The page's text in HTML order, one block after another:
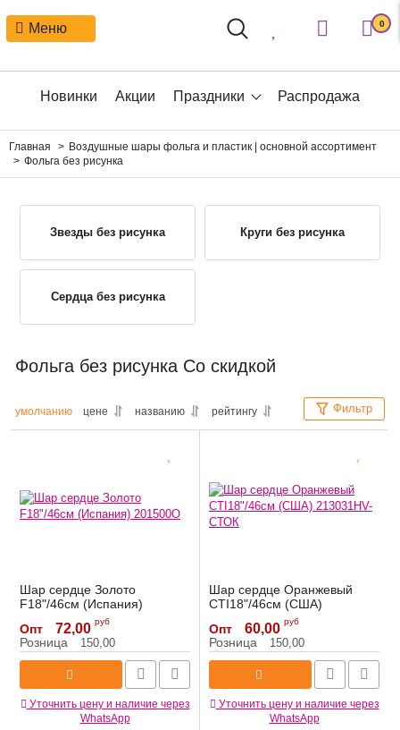
Меню 0
Новинки Акции Праздники Распродажа
Главная
Воздушные шары фольга и пластик | основной ассортимент
Фольга без рисунка
Звезды без рисунка Круги без рисунка
Сердца без рисунка
Фольга без рисунка Со скидкой
умолчанию цене названию рейтингу Фильтр
Шар сердце Золото
F18"/46см (Испания)
Артикул: 201500O
Опт 72,00 руб
Розница 150,00
Уточнить цену и наличие через
WhatsApp
Шар сердце Оранжевый
CTI18"/46см (США)
213031HV-СТОК
Артикул: 213031HV-СТОК
Опт 60,00 руб
Розница 150,00
Уточнить цену и наличие через
WhatsApp